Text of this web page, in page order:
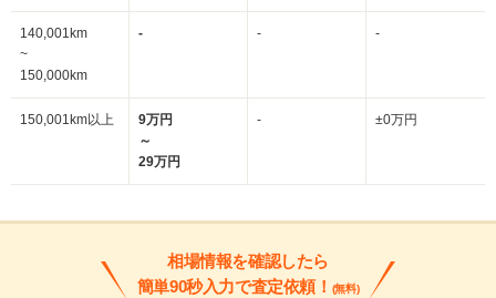
140,001km
~
150,000km
- - -
150,001km以上
9万円
～
29万円
- ±0万円
相場情報を確認したら
簡単90秒入力で査定依頼！ (無料)